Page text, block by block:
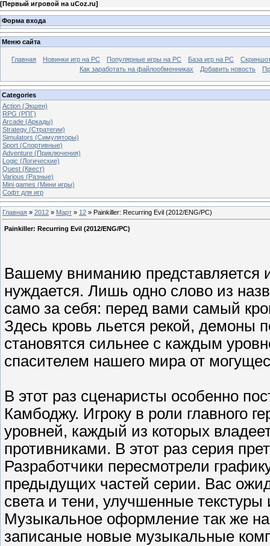
[Первый игровой на uCoz.ru]
Форма входа
Меню сайта
Главная Новинки игр на PC Популярные игры на PC База игр на РС
Как заработать на файлообменниках
Добавить новость
Categories
Action (Экшен)
RPG (РПГ)
Arcade (Аркады)
Strategy (Стратегии)
Simulators (Симуляторы)
Sport (Спортивные)
Adventure (Приключения)
Logic (Логические)
Quest (Квест)
Various (Разные)
Mini games (Мини игры)
Софт для игр
Главная » 2012 » Март » 12 » Painkiller: Recurring Evil (2012/ENG/PC)
Painkiller: Recurring Evil (2012/ENG/PC)
Вашему вниманию представляется
нуждается. Лишь одно слово из
само за себя: перед вами самый
Здесь кровь льется рекой, демоны
становятся сильнее с каждым
спасителем нашего мира от
В этот раз сценаристы особенно
Камбоджу. Игроку в роли главного
уровней, каждый из которых
противниками. В этот раз серия
Разработчики пересмотрели
предыдущих частей серии. Вас
света и тени, улучшенные
Музыкальное оформление так же
записаные новые музыкальные